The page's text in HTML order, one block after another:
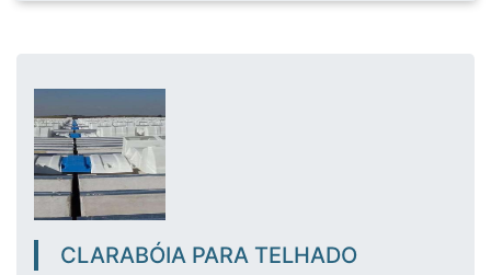
CLARABÓIA PARA TELHADO